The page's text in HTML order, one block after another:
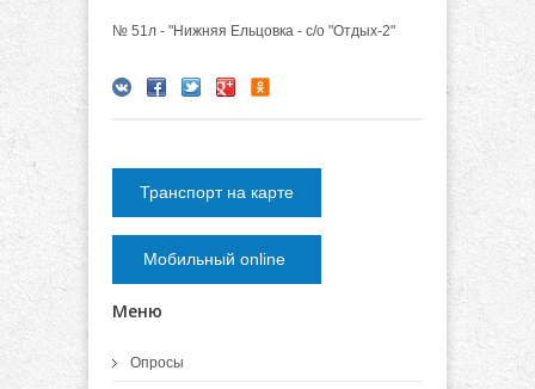
№ 51л - "Нижняя Ельцовка - с/о "Отдых-2"
Транспорт на карте
Мобильный online
Меню
Опросы